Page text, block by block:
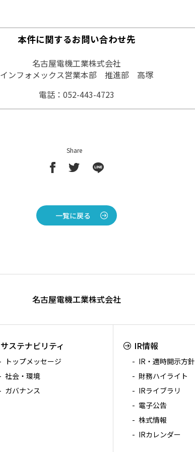
本件に関するお問い合わせ先
名古屋電機工業株式会社
インフォメックス営業本部 推進部 高塚
電話：052-443-4723
Share
一覧に戻る
名古屋電機工業株式会社
サステナビリティ
トップメッセージ
社会・環境
ガバナンス
IR情報
IR・適時開示方針
財務ハイライト
IRライブラリ
電子公告
株式情報
IRカレンダー